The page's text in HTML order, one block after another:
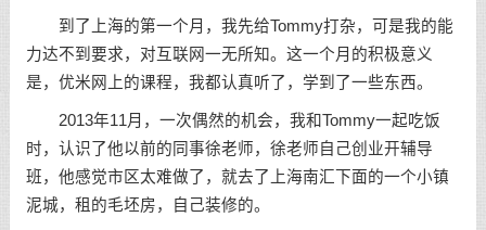
到了上海的第一个月，我先给Tommy打杂，可是我的能
力达不到要求，对互联网一无所知。这一个月的积极意义
是，优米网上的课程，我都认真听了，学到了一些东西。
2013年11月，一次偶然的机会，我和Tommy一起吃饭
时，认识了他以前的同事徐老师，徐老师自己创业开辅导
班，他感觉市区太难做了，就去了上海南汇下面的一个小镇
泥城，租的毛坯房，自己装修的。